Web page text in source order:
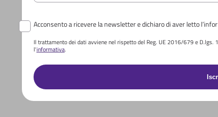
Acconsento a ricevere la newsletter e dichiaro di aver letto
Il trattamento dei dati avviene nel rispetto del Reg. UE 2016/679 e D.lgs.
l'informativa.